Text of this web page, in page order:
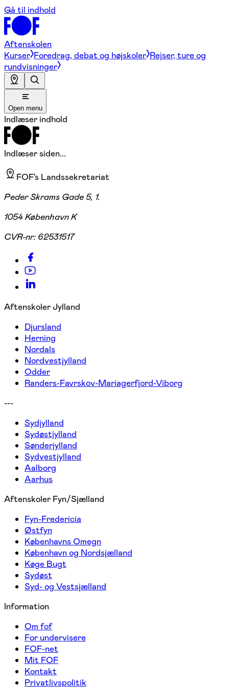
Gå til indhold
Aftenskolen
Kurser Foredrag, debat og højskoler Rejser, ture og
rundvisninger
Open menu
Indlæser indhold
Indlæser siden...
FOF's Landssekretariat
Peder Skrams Gade 5, 1.
1054 København K
CVR-nr: 62531517
Aftenskoler Jylland
Djursland
Herning
Nordals
Nordvestjylland
Odder
Randers-Favrskov-Mariagerfjord-Viborg
---
Sydjylland
Sydøstjylland
Sønderjylland
Sydvestjylland
Aalborg
Aarhus
Aftenskoler Fyn/Sjælland
Fyn-Fredericia
Østfyn
Københavns Omegn
København og Nordsjælland
Køge Bugt
Sydøst
Syd- og Vestsjælland
Information
Om fof
For undervisere
FOF-net
Mit FOF
Kontakt
Privatlivspolitik